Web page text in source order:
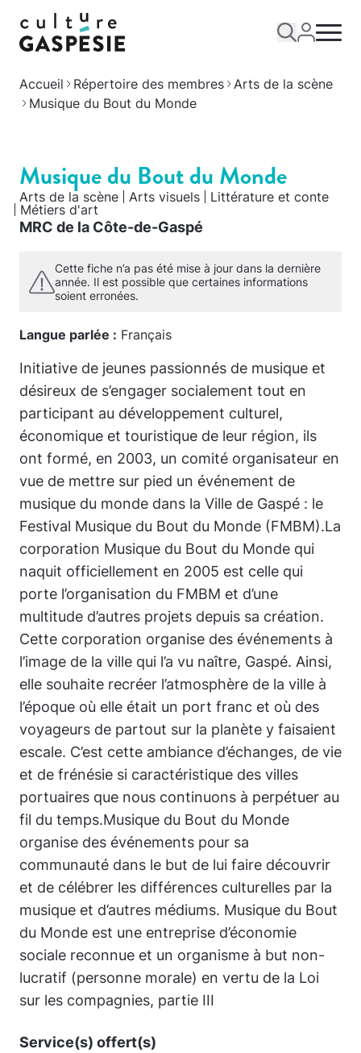
Accueil Répertoire des membres Arts de la scène
Musique du Bout du Monde
Musique du Bout du Monde
Arts de la scène Arts visuels
Littérature et conte
Métiers d'art
MRC de la Côte-de-Gaspé
Cette fiche n’a pas été mise à jour dans la dernière
année. Il est possible que certaines informations
soient erronées.
Langue parlée : Français
Initiative de jeunes passionnés de musique et
désireux de s’engager socialement tout en
participant au développement culturel,
économique et touristique de leur région, ils
ont formé, en 2003, un comité organisateur en
vue de mettre sur pied un événement de
musique du monde dans la Ville de Gaspé : le
Festival Musique du Bout du Monde (FMBM).La
corporation Musique du Bout du Monde qui
naquit officiellement en 2005 est celle qui
porte l’organisation du FMBM et d’une
multitude d’autres projets depuis sa création.
Cette corporation organise des événements à
l’image de la ville qui l’a vu naître, Gaspé. Ainsi,
elle souhaite recréer l’atmosphère de la ville à
l’époque où elle était un port franc et où des
voyageurs de partout sur la planète y faisaient
escale. C’est cette ambiance d’échanges, de vie
et de frénésie si caractéristique des villes
portuaires que nous continuons à perpétuer au
fil du temps.Musique du Bout du Monde
organise des événements pour sa
communauté dans le but de lui faire découvrir
et de célébrer les différences culturelles par la
musique et d’autres médiums. Musique du Bout
du Monde est une entreprise d’économie
sociale reconnue et un organisme à but non-
lucratif (personne morale) en vertu de la Loi
sur les compagnies, partie III
Service(s) offert(s)